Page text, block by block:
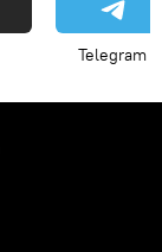
Telegram